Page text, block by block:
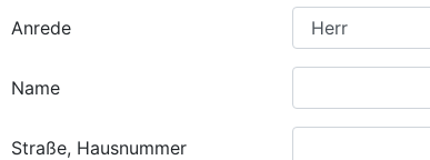
Anrede
Name
Straße, Hausnummer